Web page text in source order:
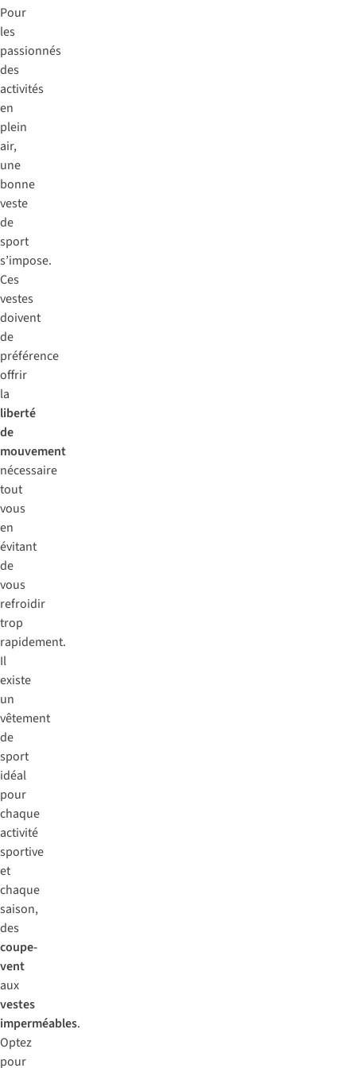
Pour
les
passionnés
des
activités
en
plein
air,
une
bonne
veste
de
sport
s’impose.
Ces
vestes
doivent
de
préférence
offrir
la
liberté
de
mouvement
nécessaire
tout
vous
en
évitant
de
vous
refroidir
trop
rapidement.
Il
existe
un
vêtement
de
sport
idéal
pour
chaque
activité
sportive
et
chaque
saison,
des
coupe-
vent
aux
vestes
imperméables.
Optez
pour